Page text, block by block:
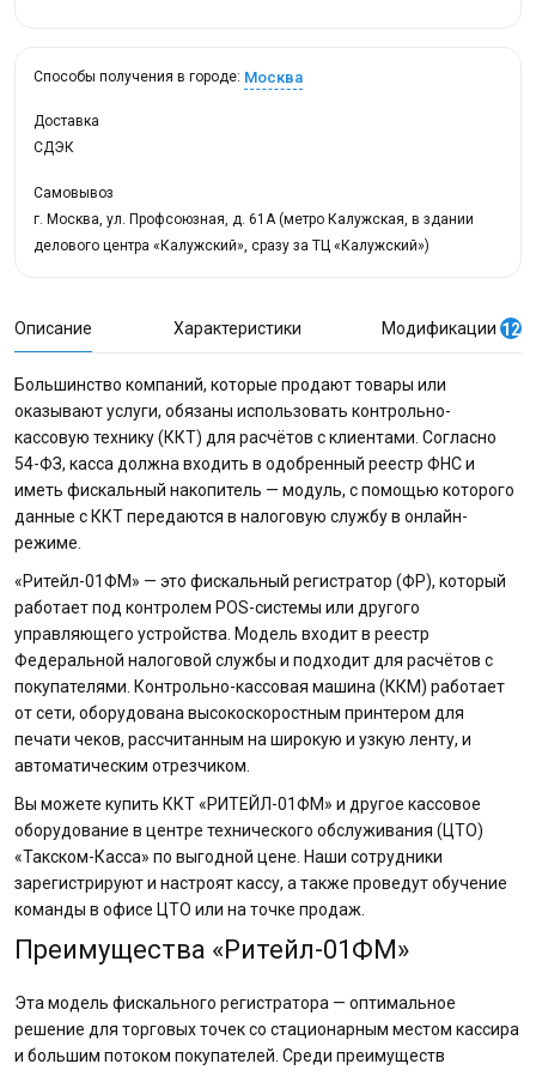
Способы получения в городе: Москва
Доставка
СДЭК
Самовывоз
г. Москва, ул. Профсоюзная, д. 61А (метро Калужская, в здании
делового центра «Калужский», сразу за ТЦ «Калужский»)
Описание Характеристики Модификации 12
Большинство компаний, которые продают товары или
оказывают услуги, обязаны использовать контрольно-
кассовую технику (ККТ) для расчётов с клиентами. Согласно
54-ФЗ, касса должна входить в одобренный реестр ФНС и
иметь фискальный накопитель — модуль, с помощью которого
данные с ККТ передаются в налоговую службу в онлайн-
режиме.
«Ритейл-01ФМ» — это фискальный регистратор (ФР), который
работает под контролем POS-системы или другого
управляющего устройства. Модель входит в реестр
Федеральной налоговой службы и подходит для расчётов с
покупателями. Контрольно-кассовая машина (ККМ) работает
от сети, оборудована высокоскоростным принтером для
печати чеков, рассчитанным на широкую и узкую ленту, и
автоматическим отрезчиком.
Вы можете купить ККТ «РИТЕЙЛ-01ФМ» и другое кассовое
оборудование в центре технического обслуживания (ЦТО)
«Такском-Касса» по выгодной цене. Наши сотрудники
зарегистрируют и настроят кассу, а также проведут обучение
команды в офисе ЦТО или на точке продаж.
Преимущества «Ритейл-01ФМ»
Эта модель фискального регистратора — оптимальное
решение для торговых точек со стационарным местом кассира
и большим потоком покупателей. Среди преимуществ